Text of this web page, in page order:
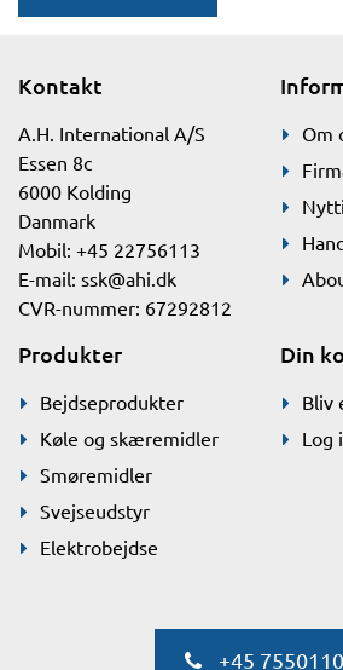
Kontakt
A.H. International A/S
Essen 8c
6000 Kolding
Danmark
Mobil: +45 22756113
E-mail: ssk@ahi.dk
CVR-nummer: 67292812
Om
Produkter
Bejdseprodukter
Køle og skæremidler
Smøremidler
Svejseudstyr
Elektrobejdse
Din
Bliv
Log
+45